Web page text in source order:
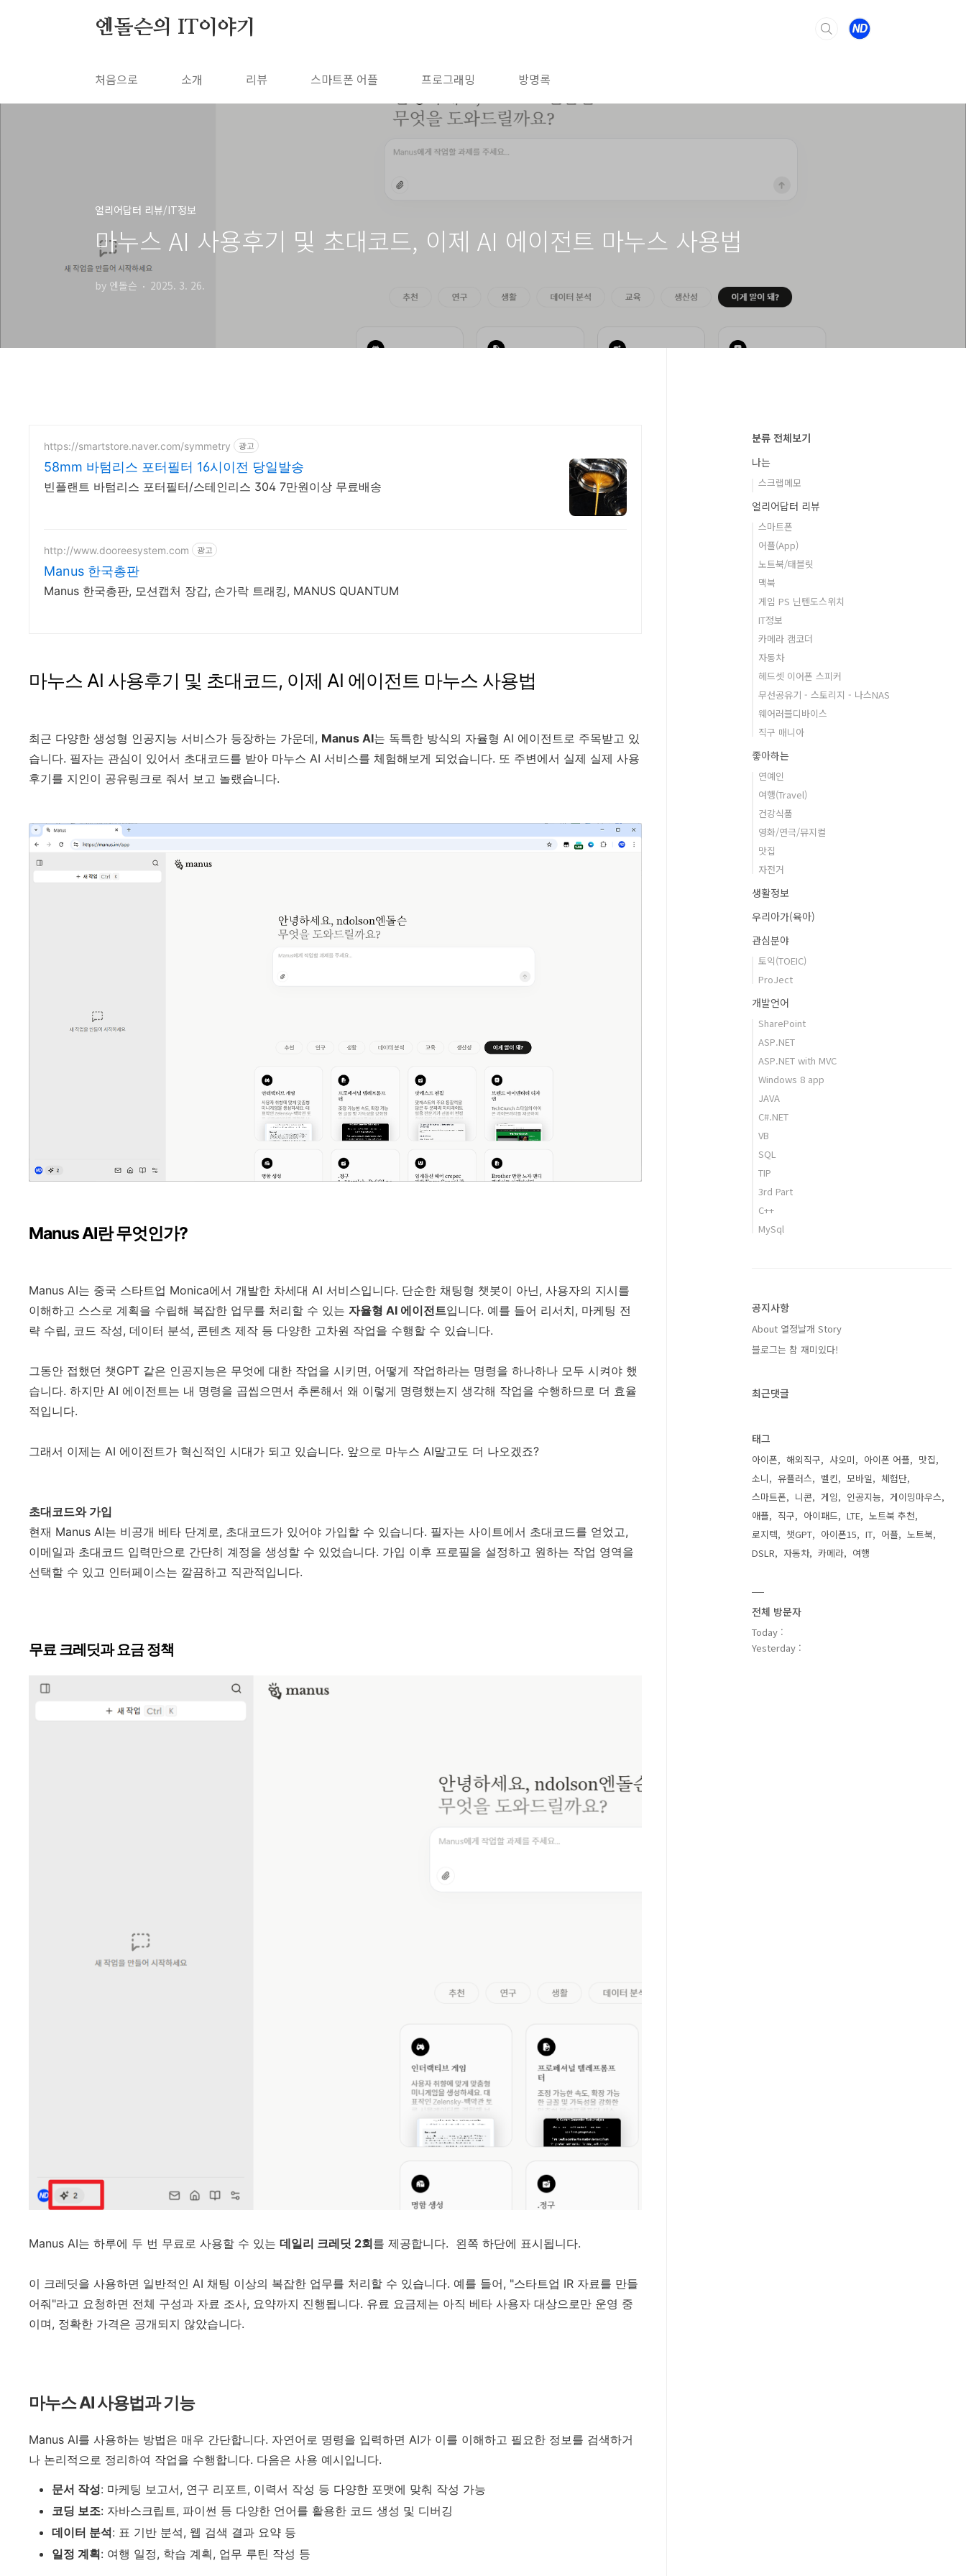
엔돌슨의 IT이야기
처음으로 소개 리뷰 스마트폰 어플 프로그래밍 방명록
얼리어답터 리뷰/IT정보
마누스 AI 사용후기 및 초대코드, 이제 AI 에이전트 마누스 사용법
by 엔돌슨 2025. 3. 26.
https://smartstore.naver.com/symmetry 광고
58mm 바텀리스 포터필터 16시이전 당일발송
빈플랜트 바텀리스 포터필터/스테인리스 304 7만원이상 무료배송
http://www.dooreesystem.com 광고
Manus 한국총판
Manus 한국총판, 모션캡처 장갑, 손가락 트래킹, MANUS QUANTUM
마누스 AI 사용후기 및 초대코드, 이제 AI 에이전트 마누스 사용법
최근 다양한 생성형 인공지능 서비스가 등장하는 가운데, Manus AI는 독특한 방식의 자율형 AI 에이전트로 주목받고 있
습니다. 필자는 관심이 있어서 초대코드를 받아 마누스 AI 서비스를 체험해보게 되었습니다. 또 주변에서 실제 실제 사용
후기를 지인이 공유링크로 줘서 보고 놀랬습니다.
Manus AI란 무엇인가?
Manus AI는 중국 스타트업 Monica에서 개발한 차세대 AI 서비스입니다. 단순한 채팅형 챗봇이 아닌, 사용자의 지시를
이해하고 스스로 계획을 수립해 복잡한 업무를 처리할 수 있는 자율형 AI 에이전트입니다. 예를 들어 리서치, 마케팅 전
략 수립, 코드 작성, 데이터 분석, 콘텐츠 제작 등 다양한 고차원 작업을 수행할 수 있습니다.
그동안 접했던 챗GPT 같은 인공지능은 무엇에 대한 작업을 시키면, 어떻게 작업하라는 명령을 하나하나 모두 시켜야 했
습니다. 하지만 AI 에이전트는 내 명령을 곱씹으면서 추론해서 왜 이렇게 명령했는지 생각해 작업을 수행하므로 더 효율
적입니다.
그래서 이제는 AI 에이전트가 혁신적인 시대가 되고 있습니다. 앞으로 마누스 AI말고도 더 나오겠죠?
초대코드와 가입
현재 Manus AI는 비공개 베타 단계로, 초대코드가 있어야 가입할 수 있습니다. 필자는 사이트에서 초대코드를 얻었고,
이메일과 초대코드 입력만으로 간단히 계정을 생성할 수 있었습니다. 가입 이후 프로필을 설정하고 원하는 작업 영역을
선택할 수 있고 인터페이스는 깔끔하고 직관적입니다.
무료 크레딧과 요금 정책
Manus AI는 하루에 두 번 무료로 사용할 수 있는 데일리 크레딧 2회를 제공합니다. 왼쪽 하단에 표시됩니다.
이 크레딧을 사용하면 일반적인 AI 채팅 이상의 복잡한 업무를 처리할 수 있습니다. 예를 들어, "스타트업 IR 자료를 만들
어줘"라고 요청하면 전체 구성과 자료 조사, 요약까지 진행됩니다. 유료 요금제는 아직 베타 사용자 대상으로만 운영 중
이며, 정확한 가격은 공개되지 않았습니다.
마누스 AI 사용법과 기능
Manus AI를 사용하는 방법은 매우 간단합니다. 자연어로 명령을 입력하면 AI가 이를 이해하고 필요한 정보를 검색하거
나 논리적으로 정리하여 작업을 수행합니다. 다음은 사용 예시입니다.
문서 작성: 마케팅 보고서, 연구 리포트, 이력서 작성 등 다양한 포맷에 맞춰 작성 가능
코딩 보조: 자바스크립트, 파이썬 등 다양한 언어를 활용한 코드 생성 및 디버깅
데이터 분석: 표 기반 분석, 웹 검색 결과 요약 등
일정 계획: 여행 일정, 학습 계획, 업무 루틴 작성 등
분류 전체보기
나는
스크랩메모
얼리어답터 리뷰
스마트폰
어플(App)
노트북/태블릿
맥북
게임 PS 닌텐도스위치
IT정보
카메라 캠코더
자동차
헤드셋 이어폰 스피커
무선공유기 - 스토리지 - 나스NAS
웨어러블디바이스
직구 매니아
좋아하는
연예인
여행(Travel)
건강식품
영화/연극/뮤지컬
맛집
자전거
생활정보
우리아가(육아)
관심분야
토익(TOEIC)
ProJect
개발언어
SharePoint
ASP.NET
ASP.NET with MVC
Windows 8 app
JAVA
C#.NET
VB
SQL
TIP
3rd Part
C++
MySql
공지사항
About 열정날개 Story
블로그는 참 재미있다!
최근댓글
태그
아이폰 해외직구 샤오미 아이폰 어플
맛집
소니
유플러스 벨킨 모바일
체험단
스마트폰
니콘 게임 인공지능
게이밍마우스
애플
직구 아이패드 LTE
노트북 추천
로지텍
챗GPT 아이폰15 IT 어플
노트북
DSLR
자동차 카메라 여행
전체 방문자
Today :
Yesterday :